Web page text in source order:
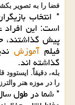
فضا را به تصویر
* انتخاب
است: این افراد
پیش گذاشتند،
فیلمآموزش
گذاشته اند.
را در موزه هنر
* شما در طول